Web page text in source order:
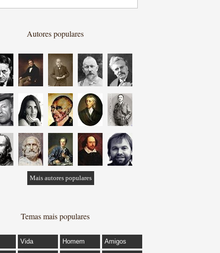
Autores populares
Mais autores populares
Temas mais populares
Vida Homem Amigos